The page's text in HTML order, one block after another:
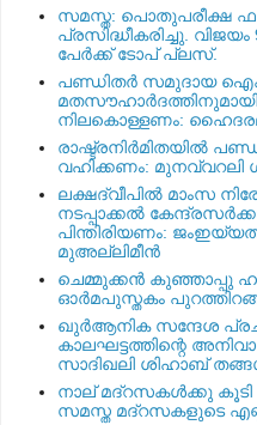
സമസ്ത: പൊതുപരീക്ഷ
പ്രസിദ്ധീകരിച്ചു. വിജയം
പേര്‍ക്ക് ടോപ് പ്ലസ്.
പണ്ഡിതര്‍ സമുദായ
മതസൗഹാര്‍ദത്തിനുമായി
നിലകൊള്ളണം:
രാഷ്ട്രനിര്‍മിതയില്‍
വഹിക്കണം: മുനവ്വറലി
ലക്ഷദ്വീപില്‍ മാംസ
നടപ്പാക്കല്‍
പിന്തിരിയണം:
മുഅല്ലിമീന്‍
ചെമ്മുക്കന്‍ കുഞ്ഞാപ്പു
ഓര്‍മപുസ്തകം
ഖുര്‍ആനിക സന്ദേശ
കാലഘട്ടത്തിന്റെ
സാദിഖലി ശിഹാബ്
നാല് മദ്‌റസകള്‍ക്കു കൂടി
സമസ്ത മദ്‌റസകളുടെ